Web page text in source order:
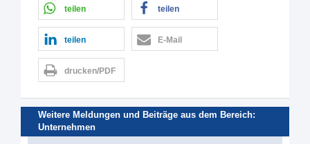
teilen teilen
teilen E-Mail
drucken/PDF
Weitere Meldungen und Beiträge aus dem Bereich:
Unternehmen